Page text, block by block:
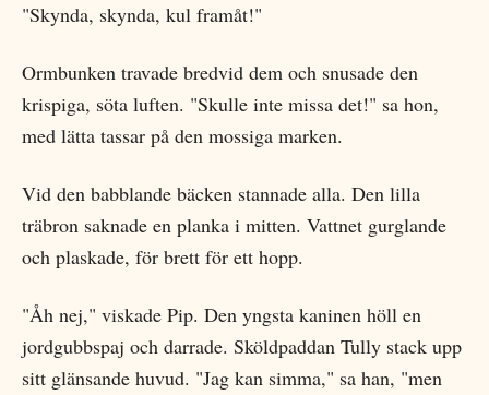
"Skynda, skynda, kul framåt!"
Ormbunken travade bredvid dem och snusade den
krispiga, söta luften. "Skulle inte missa det!" sa hon,
med lätta tassar på den mossiga marken.
Vid den babblande bäcken stannade alla. Den lilla
träbron saknade en planka i mitten. Vattnet gurglande
och plaskade, för brett för ett hopp.
"Åh nej," viskade Pip. Den yngsta kaninen höll en
jordgubbspaj och darrade. Sköldpaddan Tully stack upp
sitt glänsande huvud. "Jag kan simma," sa han, "men